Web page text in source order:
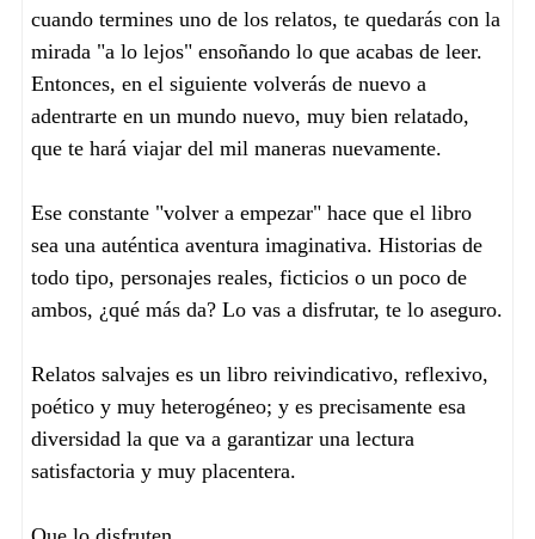
cuando termines uno de los relatos, te quedarás con la
mirada "a lo lejos" ensoñando lo que acabas de leer.
Entonces, en el siguiente volverás de nuevo a
adentrarte en un mundo nuevo, muy bien relatado,
que te hará viajar del mil maneras nuevamente.
Ese constante "volver a empezar" hace que el libro
sea una auténtica aventura imaginativa. Historias de
todo tipo, personajes reales, ficticios o un poco de
ambos, ¿qué más da? Lo vas a disfrutar, te lo aseguro.
Relatos salvajes es un libro reivindicativo, reflexivo,
poético y muy heterogéneo; y es precisamente esa
diversidad la que va a garantizar una lectura
satisfactoria y muy placentera.